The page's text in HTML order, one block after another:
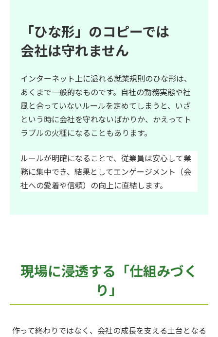
「ひな形」のコピーでは
会社は守れません
インターネット上に溢れる就業規則のひな形は、
あくまで一般的なものです。自社の勤務実態や社
風と合っていないルールを定めてしまうと、いざ
という時に会社を守れないばかりか、かえってト
ラブルの火種になることもあります。
ルールが明確になることで、従業員は安心して業
務に集中でき、結果としてエンゲージメント（会
社への愛着や信頼）の向上に直結します。
現場に浸透する「仕組みづく
り」
作って終わりではなく、会社の成長を支える土台となる